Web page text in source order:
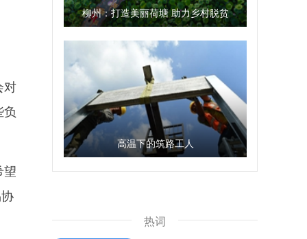
对
柳州：打造美丽荷塘 助力乡村脱贫
高温下的筑路工人
热词